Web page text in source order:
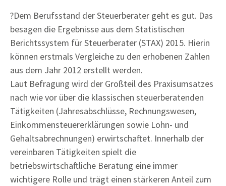
?Dem Berufsstand der Steuerberater geht es gut. Das
besagen die Ergebnisse aus dem Statistischen
Berichtssystem für Steuerberater (STAX) 2015. Hierin
können erstmals Vergleiche zu den erhobenen Zahlen
aus dem Jahr 2012 erstellt werden.
Laut Befragung wird der Großteil des Praxisumsatzes
nach wie vor über die klassischen steuerberatenden
Tätigkeiten (Jahresabschlüsse, Rechnungswesen,
Einkommensteuererklärungen sowie Lohn- und
Gehaltsabrechnungen) erwirtschaftet. Innerhalb der
vereinbaren Tätigkeiten spielt die
betriebswirtschaftliche Beratung eine immer
wichtigere Rolle und trägt einen stärkeren Anteil zum